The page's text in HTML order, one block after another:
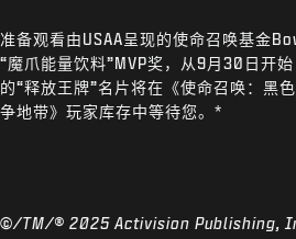
准备观看由USAA呈现的使命召唤基金
“魔爪能量饮料”MVP奖，从9月30日开
的“释放王牌”名片将在《使命召唤：黑
争地带》玩家库存中等待您。*
©/TM/® 2025 Activision Publishing,